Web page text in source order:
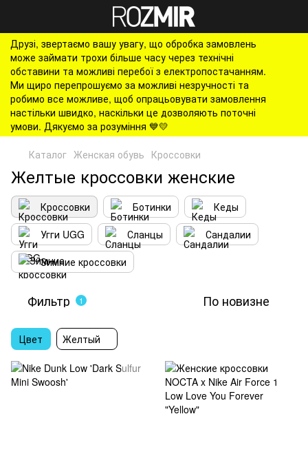
Друзі, звертаємо вашу увагу, що обробка замовлень
може займати трохи більше часу через технічні
обставини та можливі перебої з електропостачанням.
Ми щиро перепрошуємо за можливі незручності та
робимо все можливе, щоб опрацьовувати замовлення
настільки швидко, наскільки це дозволяють поточні
умови. Дякуємо за розуміння 💙💛
Каталог Женская обувь Кроссовки
Желтые кроссовки женские
Кроссовки Ботинки
Кеды
Угги UGG
Сланцы
Сандалии
Зимние кроссовки
Фильтр 1 По новизне
Цвет Желтый